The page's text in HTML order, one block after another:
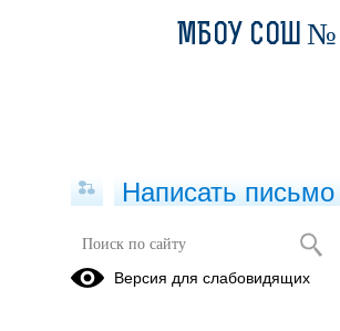
Защита персональных
МБОУ СОШ №
Написать письмо
Версия для слабовидящих